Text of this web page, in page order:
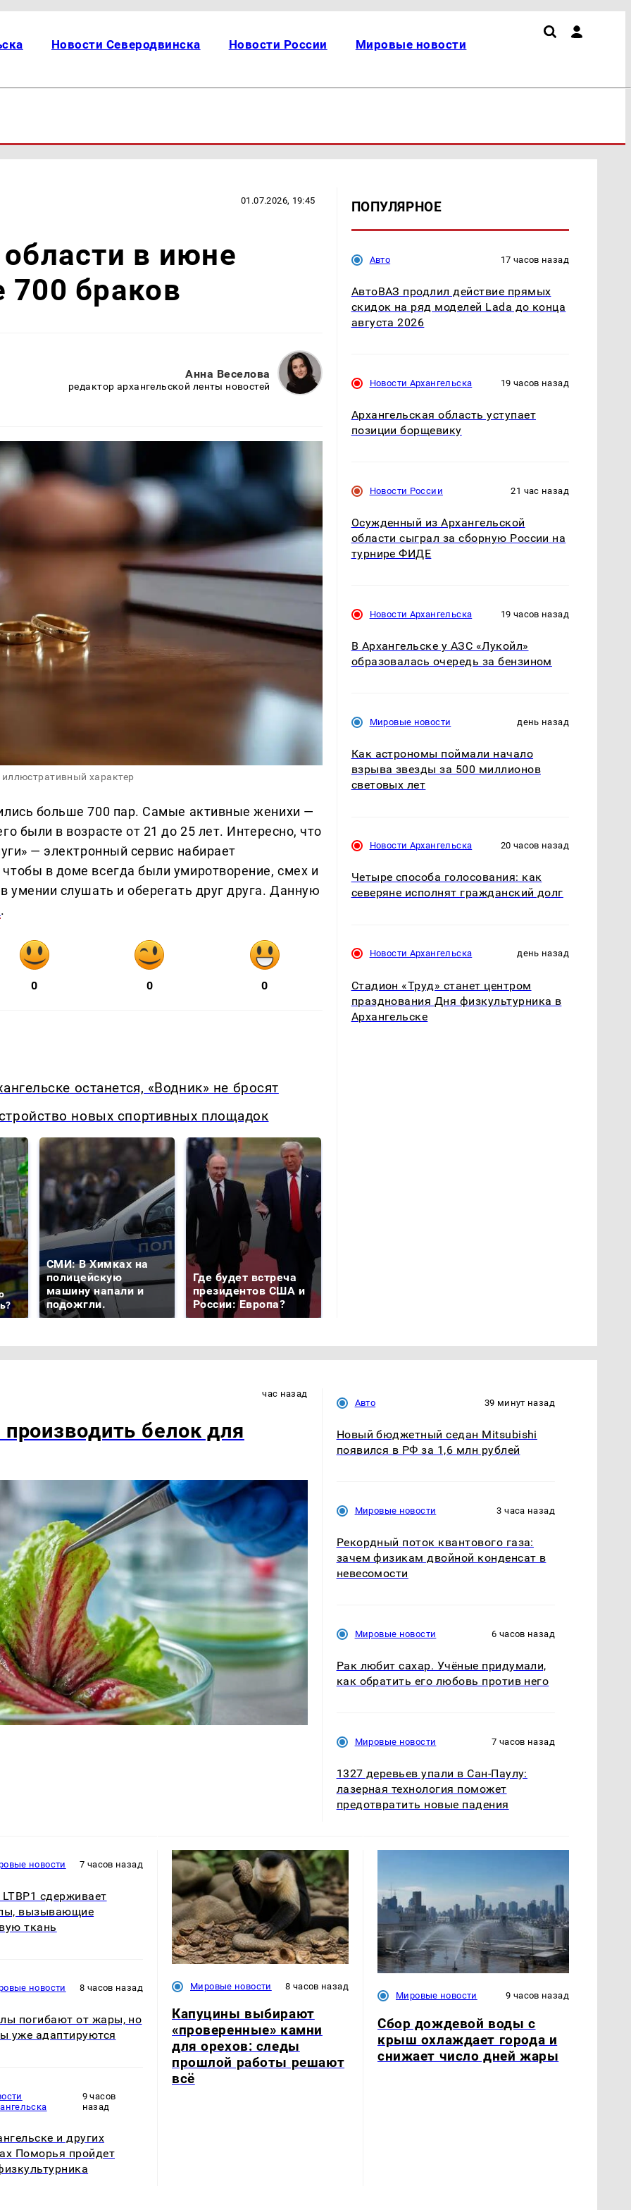
Новости Северодвинска Новости России Мировые новости
01.07.2026, 19:45
в июне
700 браков
Анна Веселова
редактор архангельской ленты новостей
характер
больше 700 пар. Самые активные женихи —
были в возрасте от 21 до 25 лет. Интересно, что
— электронный сервис набирает
в доме всегда были умиротворение, смех и
умении слушать и оберегать друг друга. Данную
.
0 0 0
останется, «Водник» не бросят
новых спортивных площадок
СМИ: В Химках на
полицейскую
машину напали и
подожгли.
Где будет встреча
президентов США и
России: Европа?
ПОПУЛЯРНОЕ
Авто 17 часов назад
АвтоВАЗ продлил действие прямых
скидок на ряд моделей Lada до конца
августа 2026
Новости Архангельска 19 часов назад
Архангельская область уступает
позиции борщевику
Новости России 21 час назад
Осужденный из Архангельской
области сыграл за сборную России на
турнире ФИДЕ
Новости Архангельска 19 часов назад
В Архангельске у АЗС «Лукойл»
образовалась очередь за бензином
Мировые новости день назад
Как астрономы поймали начало
взрыва звезды за 500 миллионов
световых лет
Новости Архангельска 20 часов назад
Четыре способа голосования: как
северяне исполнят гражданский долг
Новости Архангельска день назад
Стадион «Труд» станет центром
празднования Дня физкультурника в
Архангельске
час назад
белок для
Авто 39 минут назад
Новый бюджетный седан Mitsubishi
появился в РФ за 1,6 млн рублей
Мировые новости 3 часа назад
Рекордный поток квантового газа:
зачем физикам двойной конденсат в
невесомости
Мировые новости 6 часов назад
Рак любит сахар. Учёные придумали,
как обратить его любовь против него
Мировые новости 7 часов назад
1327 деревьев упали в Сан-Паулу:
лазерная технология поможет
предотвратить новые падения
новости 7 часов назад
сдерживает
вызывающие
ткань
новости 8 часов назад
погибают от жары, но
уже адаптируются
9 часов
назад
и других
Поморья пройдет
Мировые новости 8 часов назад
Капуцины выбирают
«проверенные» камни
для орехов: следы
прошлой работы решают
всё
Мировые новости 9 часов назад
Сбор дождевой воды с
крыш охлаждает города и
снижает число дней жары